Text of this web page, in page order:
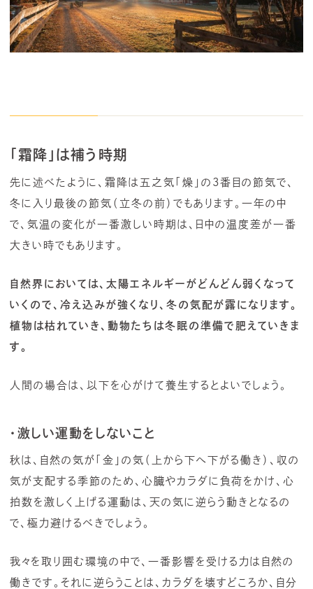
「霜降」は補う時期
先に述べたように、霜降は五之気「燥」の3番目の節気で、
冬に入り最後の節気（立冬の前）でもあります。一年の中
で、気温の変化が一番激しい時期は、日中の温度差が一番
大きい時でもあります。
自然界においては、太陽エネルギーがどんどん弱くなって
いくので、冷え込みが強くなり、冬の気配が露になります。
植物は枯れていき、動物たちは冬眠の準備で肥えていきま
す。
人間の場合は、以下を心がけて養生するとよいでしょう。
・激しい運動をしないこと
秋は、自然の気が「金」の気（上から下へ下がる働き）、収の
気が支配する季節のため、心臓やカラダに負荷をかけ、心
拍数を激しく上げる運動は、天の気に逆らう動きとなるの
で、極力避けるべきでしょう。
我々を取り囲む環境の中で、一番影響を受ける力は自然の
働きです。それに逆らうことは、カラダを壊すどころか、自分